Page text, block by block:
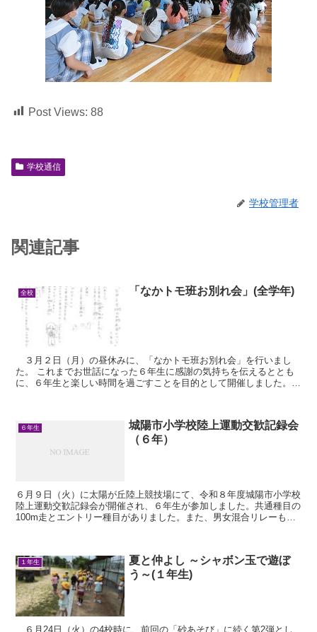
Post Views: 88
学校通信
学校管理者
関連記事
全校 「なかトモ班お別れ会」(全学年)
３月２日（月）の昼休みに、「なかトモ班お別れ会」を行いまし
た。 これまでお世話になった６年生に感謝の気持ちを伝えるととも
に、６年生と楽しい時間を過ごすことを目的として開催しました。当
６年生
城陽市小学校陸上運動交歓記録会
（６年）
６月９日（火）に太陽が丘陸上競技場にて、令和８年度城陽市小学校
陸上運動交歓記録会が開催され、６年生が参加しました。共通種目の
100m走とエントリー種目がありました。また、男女混合リレーもあ
１年生
夏と仲よし ～シャボン玉で遊ぼ
う～(１年生)
６月24日（火）の4校時に、前回の「砂あそび」に続く第2弾とし